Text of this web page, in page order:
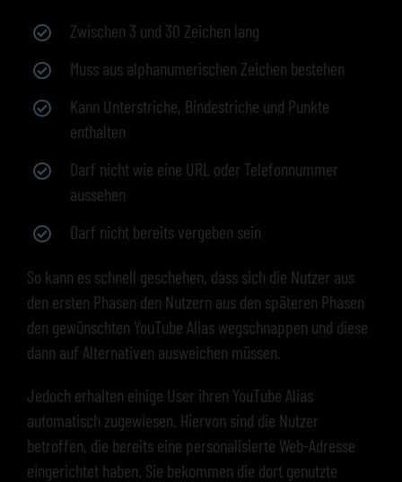
Zwischen 3 und 30 Zeichen lang
Muss aus alphanumerischen Zeichen bestehen
Kann Unterstriche, Bindestriche und Punkte
enthalten
Darf nicht wie eine URL oder Telefonnummer
aussehen
Darf nicht bereits vergeben sein
So kann es schnell geschehen, dass sich die Nutzer aus
den ersten Phasen den Nutzern aus den späteren Phasen
den gewünschten YouTube Alias wegschnappen und diese
dann auf Alternativen ausweichen müssen.
Jedoch erhalten einige User ihren YouTube Alias
automatisch zugewiesen. Hiervon sind die Nutzer
betroffen, die bereits eine personalisierte Web-Adresse
eingerichtet haben. Sie bekommen die dort genutzte